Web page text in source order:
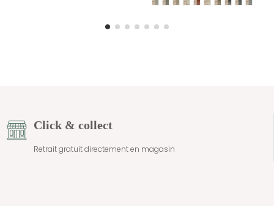
Click & collect
Retrait gratuit directement en magasin